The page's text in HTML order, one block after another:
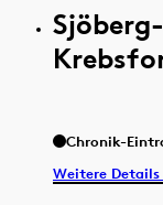
Chronik-
Weitere